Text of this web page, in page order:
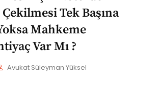
Tek Başına
Mahkeme
Var Mı ?
Avukat Süleyman Yüksel